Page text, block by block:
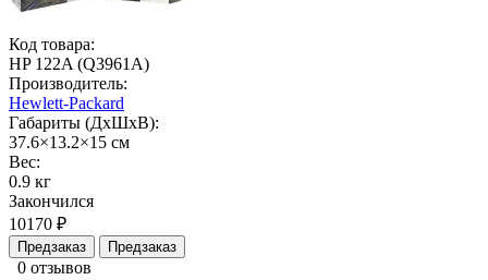
Код товара:
HP 122A (Q3961A)
Производитель:
Hewlett-Packard
Габариты (ДхШхВ):
37.6×13.2×15 см
Вес:
0.9 кг
Закончился
10170 ₽
Предзаказ Предзаказ
0 отзывов